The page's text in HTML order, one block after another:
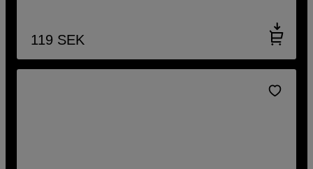
119 SEK